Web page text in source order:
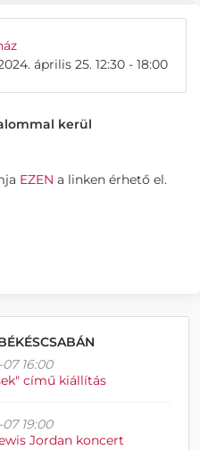
április 25. 12:30 - 18:00
kerül
EZEN a linken érhető el.
16:00
című kiállítás
19:00
Jordan koncert